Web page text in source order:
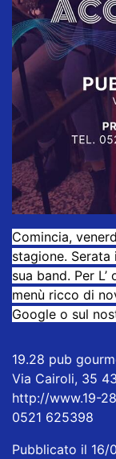
Comincia,
stagione.
sua band. Per
menù ricco di
Google o sul
19.28 pub
Via Cairoli, 35
http://www.19-
0521 625398
Pubblicato il 16/